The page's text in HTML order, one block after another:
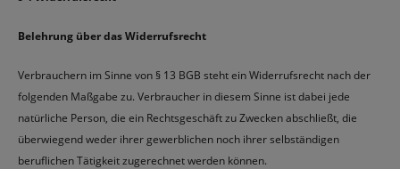
Belehrung über das Widerrufsrecht
Verbrauchern im Sinne von § 13 BGB steht ein Widerrufsrecht nach der
folgenden Maßgabe zu. Verbraucher in diesem Sinne ist dabei jede
natürliche Person, die ein Rechtsgeschäft zu Zwecken abschließt, die
überwiegend weder ihrer gewerblichen noch ihrer selbständigen
beruflichen Tätigkeit zugerechnet werden können.